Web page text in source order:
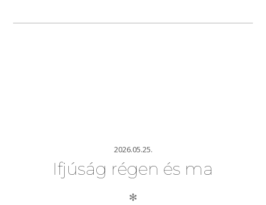
2026.05.25.
Ifjúság régen és ma
✻